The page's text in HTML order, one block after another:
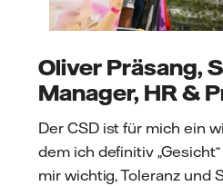
Oliver Präsang,
Manager, HR &
Der CSD ist für mich ein
dem ich definitiv
mir wichtig, Toleranz und